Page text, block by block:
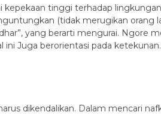
tinggi terhadap
(tidak merugikan orang
yang berarti mengurai. Ngore
ini Juga berorientasi pada ketekunan.
dikendalikan. Dalam mencari